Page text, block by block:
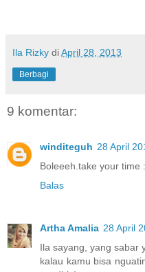
Ila Rizky diApril 28, 2013
Berbagi
9 komentar:
winditeguh 28 April
Boleeeh.take your time
Balas
Artha Amalia 28 April
Ila sayang, yang sabar
kalau kamu bisa